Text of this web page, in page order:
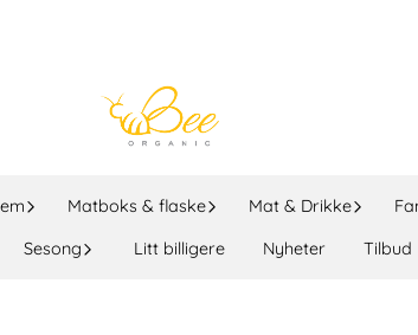
Matboks & flaske Mat & Drikke
Sesong Litt billigere Nyheter Tilbud